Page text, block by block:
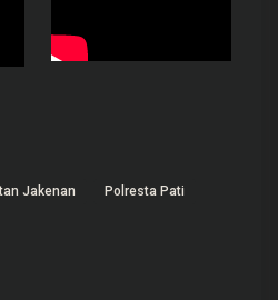
Jakenan
Polresta Pati